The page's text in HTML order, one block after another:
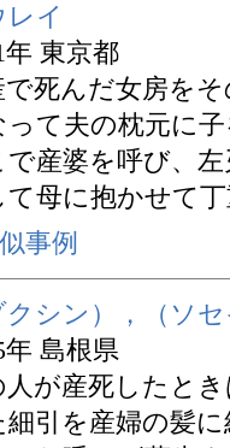
イ
年 東京都
で死んだ女房を
って夫の枕元に
で産婆を呼び、
て母に抱かせて
事例
クシン），（ソ
年 島根県
人が産死したと
細引を産婦の髪